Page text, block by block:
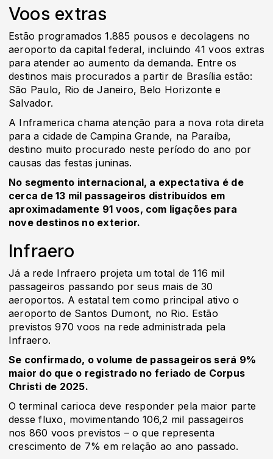
Voos extras
Estão programados 1.885 pousos e decolagens no
aeroporto da capital federal, incluindo 41 voos extras
para atender ao aumento da demanda. Entre os
destinos mais procurados a partir de Brasília estão:
São Paulo, Rio de Janeiro, Belo Horizonte e
Salvador.
A Inframerica chama atenção para a nova rota direta
para a cidade de Campina Grande, na Paraíba,
destino muito procurado neste período do ano por
causas das festas juninas.
No segmento internacional, a expectativa é de
cerca de 13 mil passageiros distribuídos em
aproximadamente 91 voos, com ligações para
nove destinos no exterior.
Infraero
Já a rede Infraero projeta um total de 116 mil
passageiros passando por seus mais de 30
aeroportos. A estatal tem como principal ativo o
aeroporto de Santos Dumont, no Rio. Estão
previstos 970 voos na rede administrada pela
Infraero.
Se confirmado, o volume de passageiros será 9%
maior do que o registrado no feriado de Corpus
Christi de 2025.
O terminal carioca deve responder pela maior parte
desse fluxo, movimentando 106,2 mil passageiros
nos 860 voos previstos – o que representa
crescimento de 7% em relação ao ano passado.